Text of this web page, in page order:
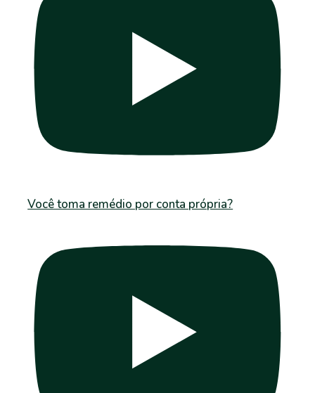
Você toma remédio por conta própria?